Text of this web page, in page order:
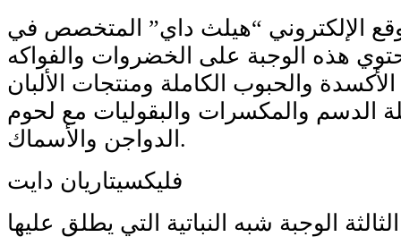
الإلكتروني “هيلث داي” المتخصص في
هذه الوجبة على الخضروات والفواكه
والحبوب الكاملة ومنتجات الألبان
الدسم والمكسرات والبقوليات مع لحوم
الدواجن والأسماك.
فليكسيتاريان دايت
الوجبة شبه النباتية التي يطلق عليها